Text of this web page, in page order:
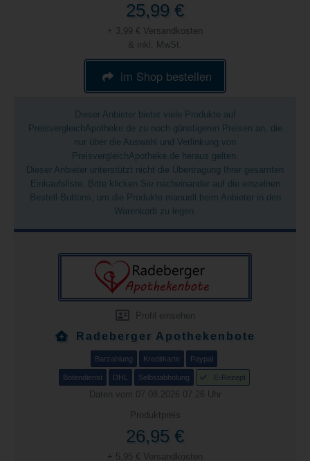
25,99 €
+ 3,99 € Versandkosten
& inkl. MwSt.
im Shop bestellen
Dieser Anbieter bietet viele Produkte auf
PreisvergleichApotheke.de zu noch günstigeren Preisen an, die
nur über die Auswahl und Verlinkung von
PreisvergleichApotheke.de heraus gelten.
Dieser Anbieter unterstützt nicht die Übertragung Ihrer gesamten
Einkaufsliste. Bitte klicken Sie nacheinander auf die einzelnen
Bestell-Buttons, um die Produkte manuell beim Anbieter in den
Warenkorb zu legen.
Profil einsehen
Radeberger Apothekenbote
Barzahlung Kreditkarte Paypal
Botendienst DHL Selbstabholung E-Rezept
Daten vom 07.08.2026 07:26 Uhr
Produktpreis
26,95 €
+ 5,95 € Versandkosten